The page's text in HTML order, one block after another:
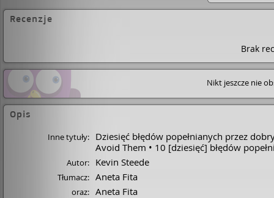
Recenzje
Brak
Nikt jeszcze nie
Opis
Inne tytuły:
Dziesięć błędów popełnianych przez
Avoid Them
10 [dziesięć] błędów
Autor: Kevin Steede
Tłumacz: Aneta Fita
oraz: Aneta Fita